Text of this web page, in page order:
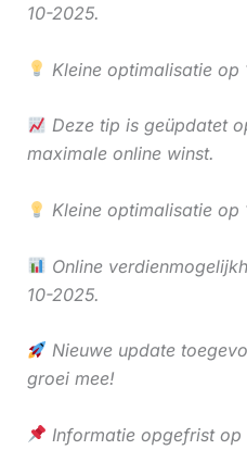
10-2025.
Kleine optimalisatie op
Deze tip is geüpdatet
maximale online winst.
Kleine optimalisatie op
Online
10-2025.
Nieuwe update
groei mee!
Informatie opgefrist